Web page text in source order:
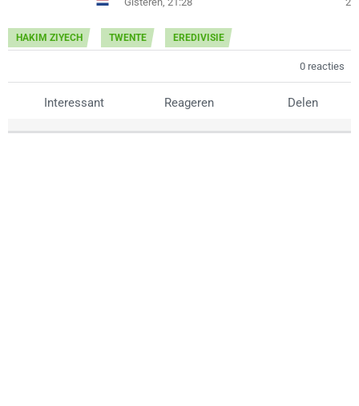
HAKIM ZIYECH TWENTE EREDIVISIE
0 reacties
Interessant Reageren Delen